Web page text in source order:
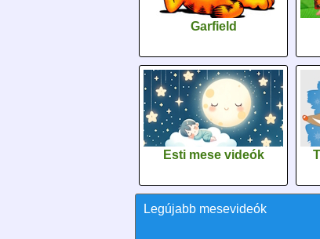
Garfield
Esti mese videók
Legújabb mesevideók